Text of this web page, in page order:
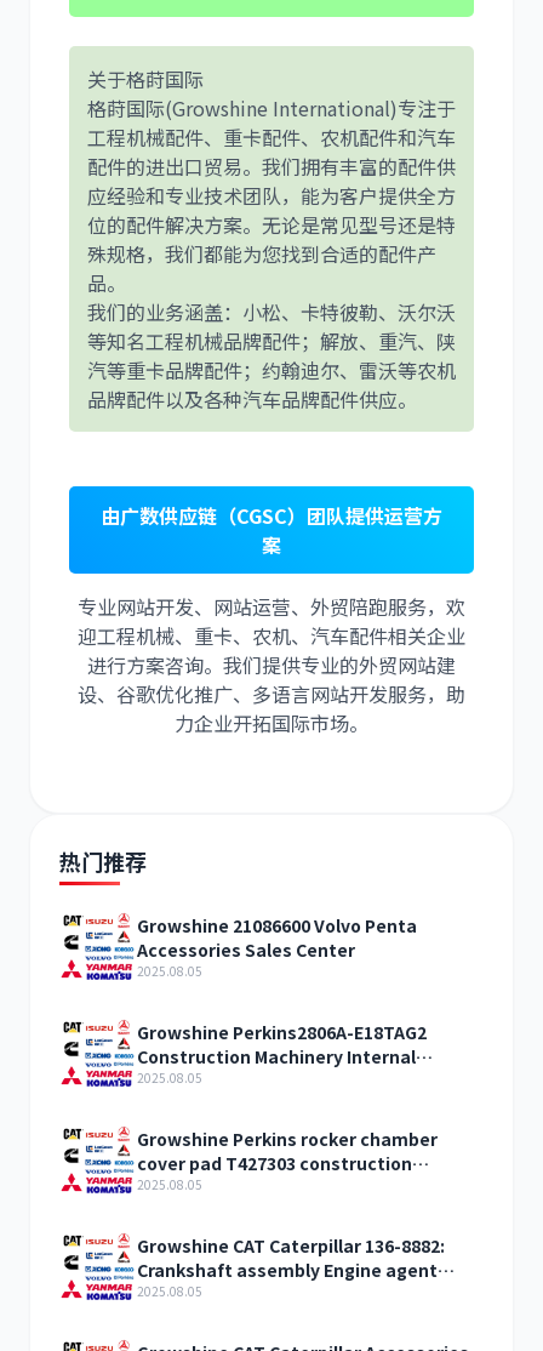
关于格莳国际
格莳国际(Growshine International)专注于
工程机械配件、重卡配件、农机配件和汽车
配件的进出口贸易。我们拥有丰富的配件供
应经验和专业技术团队，能为客户提供全方
位的配件解决方案。无论是常见型号还是特
殊规格，我们都能为您找到合适的配件产
品。
我们的业务涵盖：小松、卡特彼勒、沃尔沃
等知名工程机械品牌配件；解放、重汽、陕
汽等重卡品牌配件；约翰迪尔、雷沃等农机
品牌配件以及各种汽车品牌配件供应。
由广数供应链（CGSC）团队提供运营方
案
专业网站开发、网站运营、外贸陪跑服务，欢
迎工程机械、重卡、农机、汽车配件相关企业
进行方案咨询。我们提供专业的外贸网站建
设、谷歌优化推广、多语言网站开发服务，助
力企业开拓国际市场。
热门推荐
Growshine 21086600 Volvo Penta
Accessories Sales Center
2025.08.05
Growshine Perkins2806A-E18TAG2
Construction Machinery Internal
Combustion Engine Accessories
2025.08.05
Growshine Perkins rocker chamber
cover pad T427303 construction
machinery internal combustion engine
2025.08.05
Growshine CAT Caterpillar 136-8882:
Crankshaft assembly Engine agent
sales
2025.08.05